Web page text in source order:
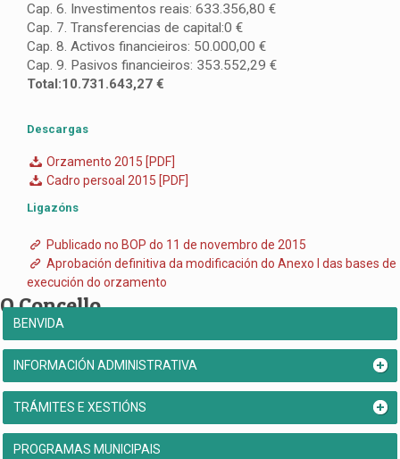
Cap. 6. Investimentos reais: 633.356,80 €
Cap. 7. Transferencias de capital:0 €
Cap. 8. Activos financieiros: 50.000,00 €
Cap. 9. Pasivos financieiros: 353.552,29 €
Total:10.731.643,27 €
Descargas
Orzamento 2015 [PDF]
Cadro persoal 2015 [PDF]
Ligazóns
Publicado no BOP do 11 de novembro de 2015
Aprobación definitiva da modificación do Anexo I das bases de
execución do orzamento
O Concello
BENVIDA
INFORMACIÓN ADMINISTRATIVA
TRÁMITES E XESTIÓNS
PROGRAMAS MUNICIPAIS